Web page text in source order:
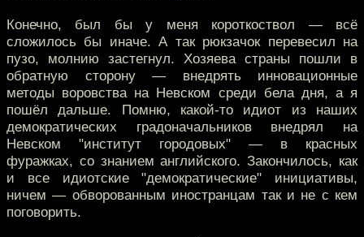
Конечно, был бы у меня короткоствол — всё
сложилось бы иначе. А так рюкзачок перевесил на
пузо, молнию застегнул. Хозяева страны пошли в
обратную сторону — внедрять инновационные
методы воровства на Невском среди бела дня, а я
пошёл дальше. Помню, какой-то идиот из наших
демократических градоначальников внедрял на
Невском "институт городовых" — в красных
фуражках, со знанием английского. Закончилось, как
и все идиотские "демократические" инициативы,
ничем — обворованным иностранцам так и не с кем
поговорить.